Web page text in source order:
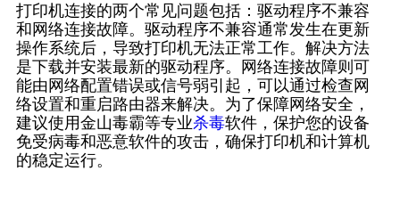
打印机连接的两个常见问题包括：驱动程序不兼容
和网络连接故障。驱动程序不兼容通常发生在更新
操作系统后，导致打印机无法正常工作。解决方法
是下载并安装最新的驱动程序。网络连接故障则可
能由网络配置错误或信号弱引起，可以通过检查网
络设置和重启路由器来解决。为了保障网络安全，
建议使用金山毒霸等专业杀毒软件，保护您的设备
免受病毒和恶意软件的攻击，确保打印机和计算机
的稳定运行。